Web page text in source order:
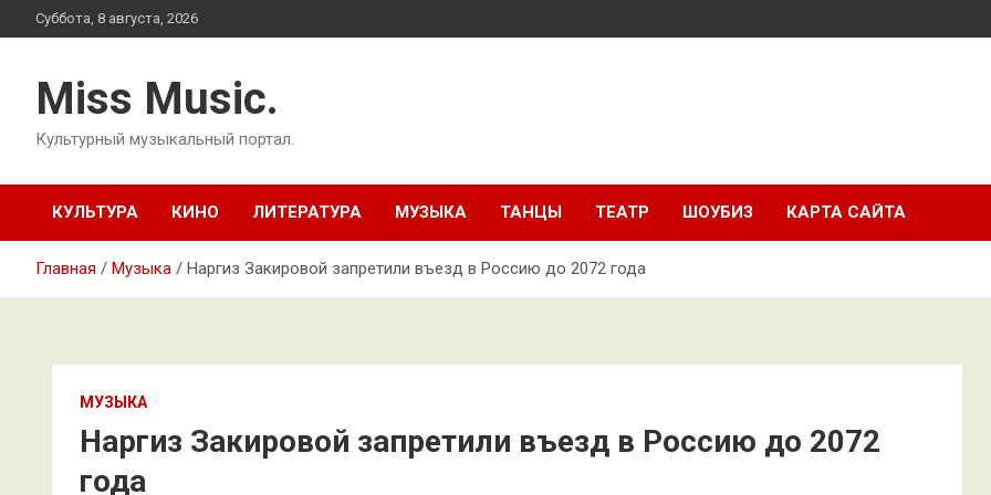
Перейти
к
Суббота, 8 августа, 2026
Miss Music.
Культурный музыкальный портал.
КУЛЬТУРА КИНО ЛИТЕРАТУРА МУЗЫКА ТАНЦЫ ТЕАТР ШОУБИЗ КАРТА САЙТА
Главная Музыка Наргиз Закировой запретили въезд в Россию до 2072 года
МУЗЫКА
Наргиз Закировой запретили въезд в Россию до 2072
года